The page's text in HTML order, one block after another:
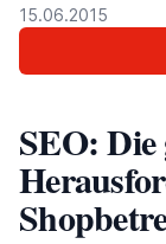
15.06.2015
SEO: